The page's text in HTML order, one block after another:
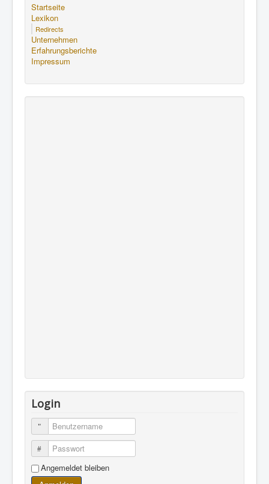
Startseite
Lexikon
Redirects
Unternehmen
Erfahrungsberichte
Impressum
Login
Benutzername
Passwort
Angemeldet bleiben